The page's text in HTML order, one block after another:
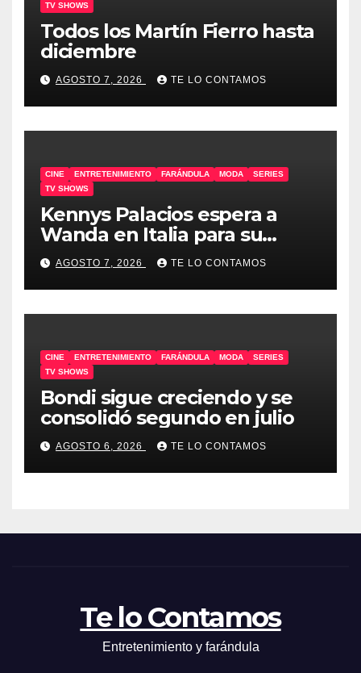
TV SHOWS
Todos los Martín Fierro hasta
diciembre
AGOSTO 7, 2026 TE LO CONTAMOS
CINE ENTRETENIMIENTO FARÁNDULA MODA
SERIES
TV SHOWS
Kennys Palacios espera a
Wanda en Italia para su
docuserie
AGOSTO 7, 2026 TE LO CONTAMOS
CINE ENTRETENIMIENTO FARÁNDULA MODA
SERIES
TV SHOWS
Bondi sigue creciendo y se
consolidó segundo en julio
AGOSTO 6, 2026 TE LO CONTAMOS
Te lo Contamos
Entretenimiento y farándula